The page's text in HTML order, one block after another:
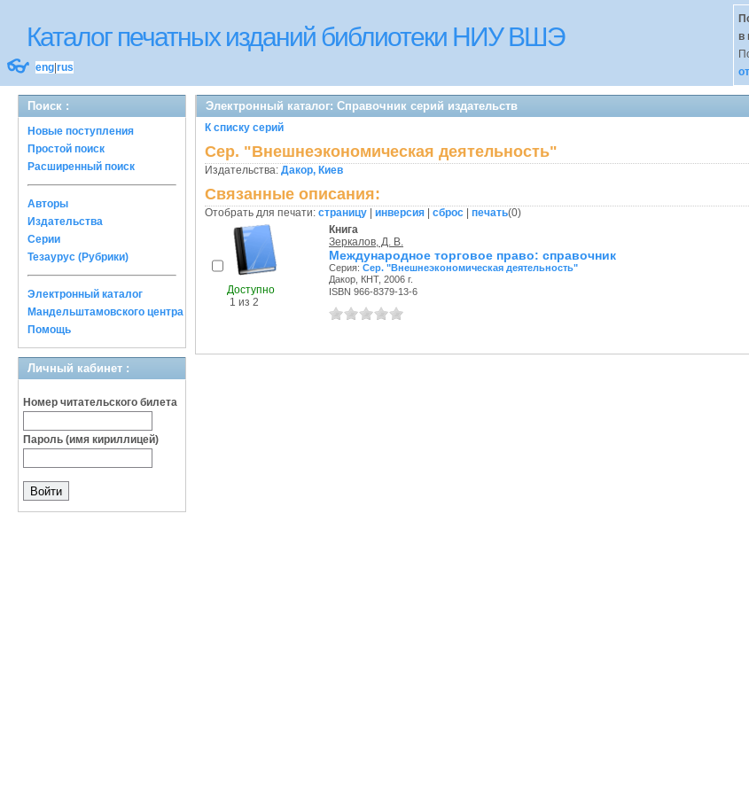
Каталог печатных изданий библиотеки НИУ ВШЭ
👓 eng rus
в
Поиск :
Новые поступления
Простой поиск
Расширенный поиск
Авторы
Издательства
Серии
Тезаурус (Рубрики)
Электронный каталог
Мандельштамовского центра
Помощь
Личный кабинет :
Номер читательского билета
Пароль (имя кириллицей)
Электронный каталог: Справочник серий издательств
К списку серий
Сер. "Внешнеэкономическая деятельность"
Издательства: Дакор, Киев
Связанные описания:
Отобрать для печати: страницу инверсия сброс печать(0)
Доступно
1 из 2
Книга
Зеркалов, Д. В.
Международное торговое право: справочник
Серия: Сер. "Внешнеэкономическая деятельность"
Дакор, КНТ, 2006 г.
ISBN 966-8379-13-6